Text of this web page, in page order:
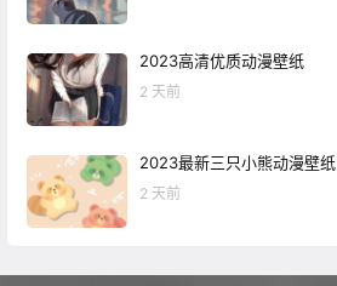
2023高清优质动漫壁纸
2 天前
2023最新三只小熊动漫壁纸
2 天前